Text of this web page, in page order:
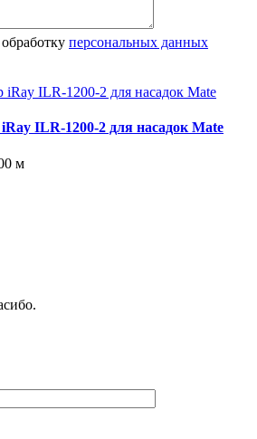
персональных данных
ILR-1200-2 для насадок Mate
м